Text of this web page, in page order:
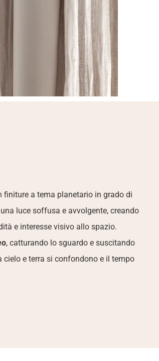
finiture a tema planetario in grado di
luce soffusa e avvolgente, creando
e interesse visivo allo spazio.
, catturando lo sguardo e suscitando
cielo e terra si confondono e il tempo